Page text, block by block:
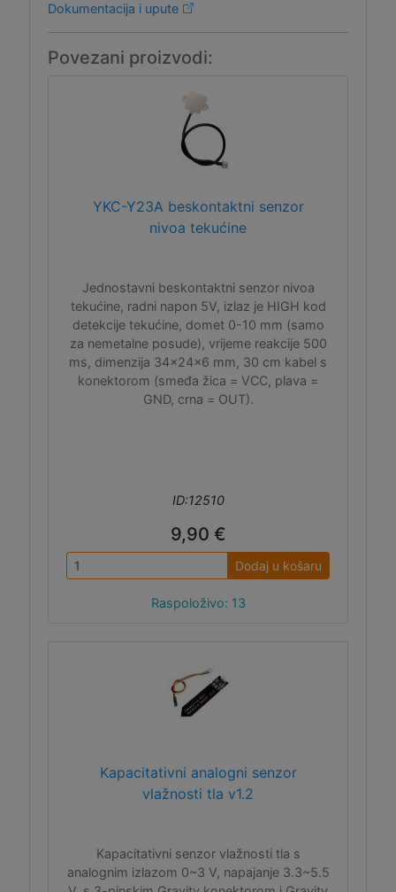
Dokumentacija i upute
Povezani proizvodi:
YKC-Y23A beskontaktni senzor
nivoa tekućine
Jednostavni beskontaktni senzor nivoa
tekućine, radni napon 5V, izlaz je HIGH kod
detekcije tekućine, domet 0-10 mm (samo
za nemetalne posude), vrijeme reakcije 500
ms, dimenzija 34x24x6 mm, 30 cm kabel s
konektorom (smeđa žica = VCC, plava =
GND, crna = OUT).
ID:12510
9,90 €
Dodaj u košaru
Raspoloživo: 13
Kapacitativni analogni senzor
vlažnosti tla v1.2
Kapacitativni senzor vlažnosti tla s
analognim izlazom 0~3 V, napajanje 3.3~5.5